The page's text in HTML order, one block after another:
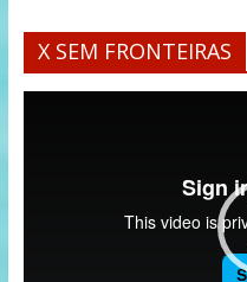
X SEM FRONTEIRAS